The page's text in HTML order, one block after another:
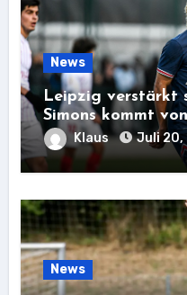
News
Leipzig verstärkt
Simons kommt
Klaus Juli 20,
News